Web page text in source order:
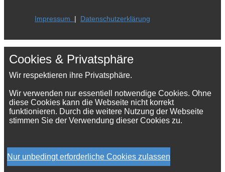
Impressum | Datenschutzerklärung
Cookies & Privatsphäre
Wir respektieren ihre Privatsphäre.
Wir verwenden nur essentiell notwendige Cookies. Ohne
diese Cookies kann die Webseite nicht korrekt
funktionieren. Durch die weitere Nutzung der Webseite
stimmen Sie der Verwendung dieser Cookies zu.
Nur unbedingt erforderliche Cookies zulassen